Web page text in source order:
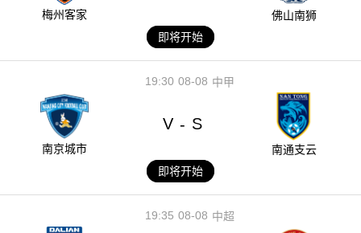
梅州客家
佛山南狮
即将开始
08-08
19:30 中甲
南京城市
V - S
南通支云
即将开始
08-08
19:35 中超